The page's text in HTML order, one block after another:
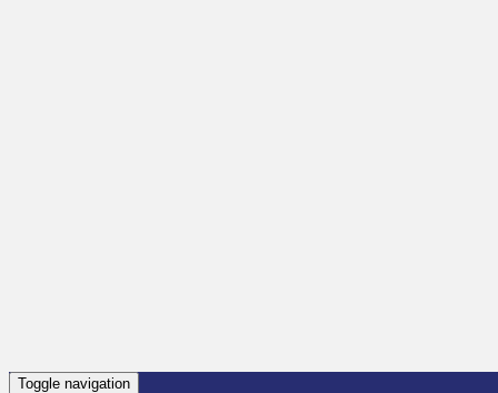
Toggle navigation